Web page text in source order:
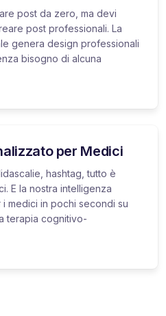
post da zero, ma devi
post professionali. La
genera design professionali
bisogno di alcuna
per Medici
hashtag, tutto è
E la nostra intelligenza
medici in pochi secondi su
terapia cognitivo-